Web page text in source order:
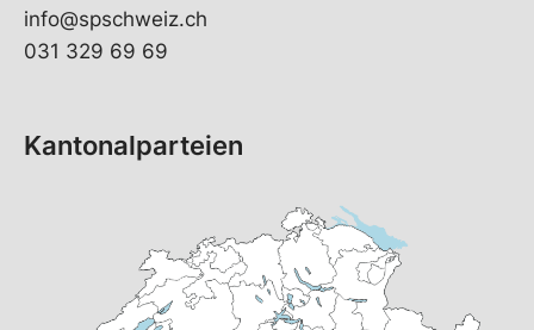
info@spschweiz.ch
031 329 69 69
Kantonalparteien